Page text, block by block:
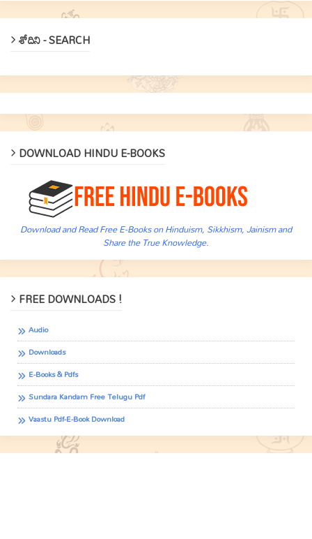
శోదిని - SEARCH
DOWNLOAD HINDU E-BOOKS
Download and Read Free E-Books on Hinduism, Sikkhism, Jainism and
Share the True Knowledge.
FREE DOWNLOADS !
Audio
Downloads
E-Books & Pdfs
Sundara Kandam Free Telugu Pdf
Vaastu Pdf-E-Book Download